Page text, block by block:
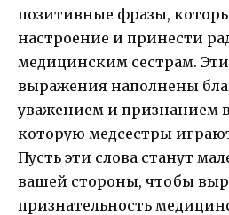
позитивные фразы,
настроение и принести
медицинским сестрам. Эти
выражения наполнены
уважением и признанием
которую медсестры
Пусть эти слова станут
вашей стороны, чтобы
признательность